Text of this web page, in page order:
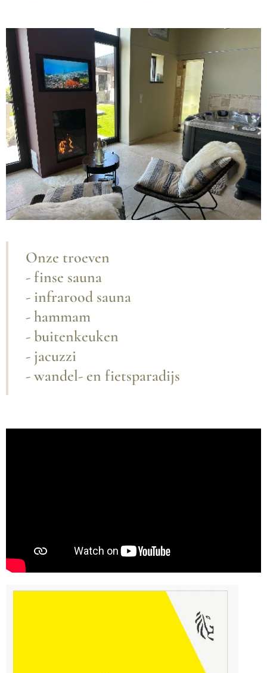
Onze troeven
- finse sauna
- infrarood sauna
- hammam
- buitenkeuken
- jacuzzi
- wandel- en fietsparadijs